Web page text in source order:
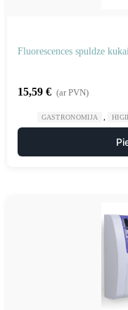
Fluorescences spuldze
15,59 € (ar PVN)
GASTRONOMIJA